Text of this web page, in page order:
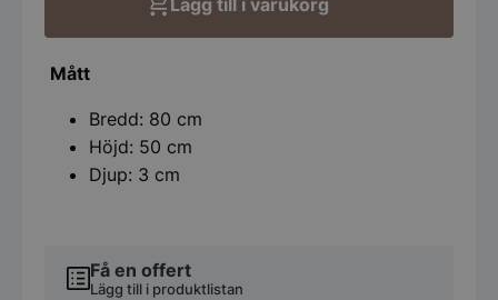
mängd
Få en offert
Lägg till i produktlistan
Mått
Bredd: 80 cm
Höjd: 50 cm
Djup: 3 cm